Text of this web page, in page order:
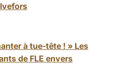
à tue-tête ! » Les
de FLE envers